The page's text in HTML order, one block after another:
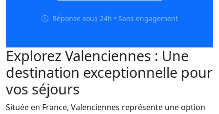
Réponse sous 24h • Sans engagement
Explorez Valenciennes : Une
destination exceptionnelle pour
vos séjours
Située en France, Valenciennes représente une option